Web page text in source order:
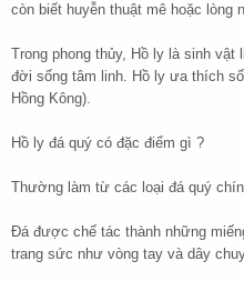
còn biết huyễn thuật mê hoặc lòng
Trong phong thủy, Hồ ly là sinh vật
đời sống tâm linh. Hồ ly ưa thích
Hồng Kông).
Hồ ly đá quý có đặc điểm gì ?
Thường làm từ các loại đá quý
Đá được chế tác thành những
trang sức như vòng tay và dây